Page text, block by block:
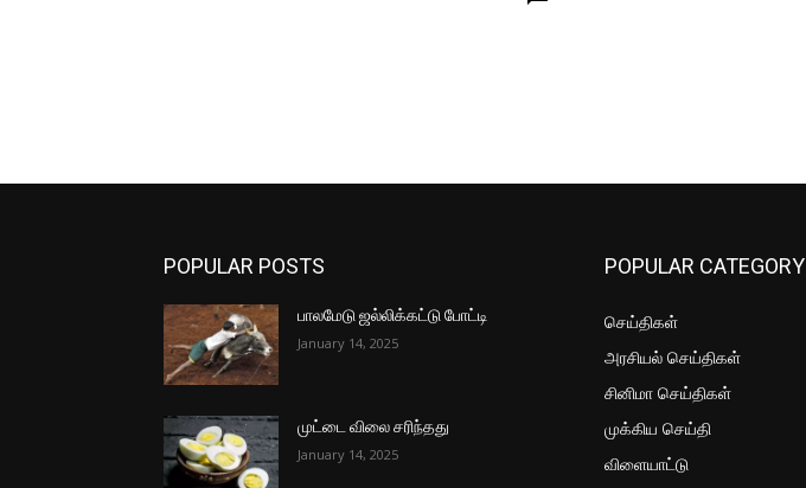
POPULAR POSTS
பாலமேடு ஜல்லிக்கட்டு போட்டி
January 14, 2025
முட்டை விலை சரிந்தது
January 14, 2025
POPULAR CATEGORY
செய்திகள்
அரசியல் செய்திகள்
சினிமா செய்திகள்
முக்கிய செய்தி
விளையாட்டு